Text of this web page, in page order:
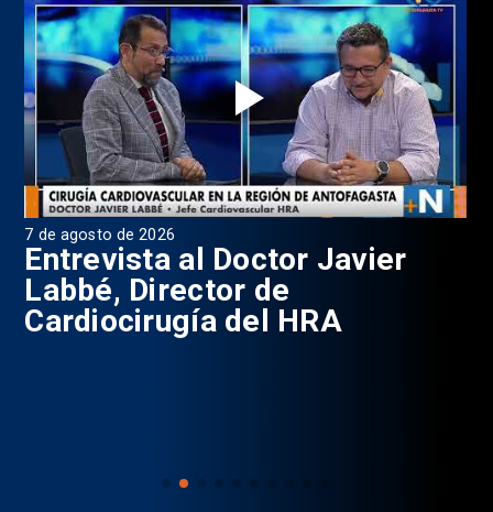
7 de agosto de 2026
Entrevista al Doctor Javier
Labbé, Director de
Cardiocirugía del HRA